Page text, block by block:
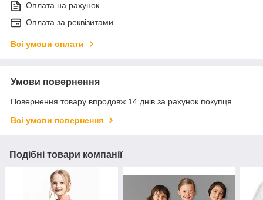
Оплата на рахунок
Оплата за реквізитами
Всі умови оплати
Умови повернення
Повернення товару впродовж 14 днів за рахунок покупця
Всі умови повернення
Подібні товари компанії